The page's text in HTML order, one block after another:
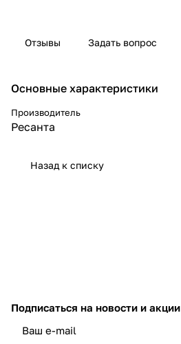
Отзывы Задать вопрос
Основные характеристики
Производитель
Ресанта
Назад к списку
Подписаться на новости и акции